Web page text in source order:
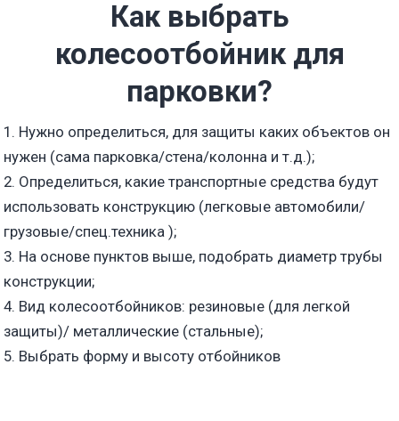
Как выбрать
колесоотбойник для
парковки?
1. Нужно определиться, для защиты каких объектов он
нужен (сама парковка/стена/колонна и т.д.);
2. Определиться, какие транспортные средства будут
использовать конструкцию (легковые автомобили/
грузовые/спец.техника );
3. На основе пунктов выше, подобрать диаметр трубы
конструкции;
4. Вид колесоотбойников: резиновые (для легкой
защиты)/ металлические (стальные);
5. Выбрать форму и высоту отбойников